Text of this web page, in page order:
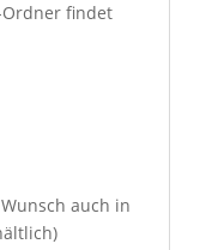
Ordner findet
auch in